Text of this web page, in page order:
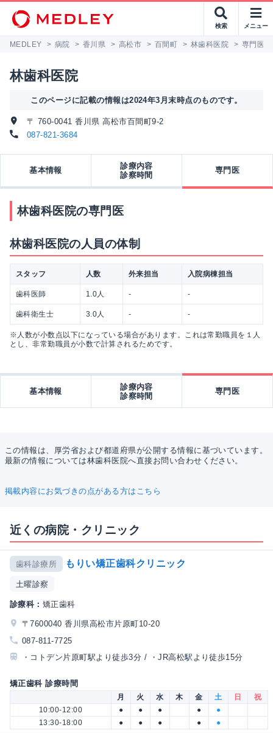
検索 メニュー
MEDLEY > 病院 > 香川県 > 高松市 > 百間町 > 林歯科医院 > 専門医
林歯科医院
このページに記載の情報は2024年3月末時点のものです。
〒 760-0041 香川県 高松市百間町9-2
087-821-3684
基本情報
診療内容
診察時間
専門医
林歯科医院の専門医
林歯科医院の人員の体制
スタッフ 人数 外来担当 入院病棟担当
歯科医師 1.0人 - -
歯科衛生士 3.0人 - -
※人数が小数点以下になっている場合があります。これは常勤職員を１人
とし、非常勤職員が小数で計算されるためです。
基本情報
診療内容
診察時間
専門医
この情報は、厚労省および都道府県が公開する情報に基づいています。
最新の情報については林歯科医院へ直接お問い合わせください。
掲載内容にお気づきの点がある方はこちら
近くの病院・クリニック
歯科診療所 もりい矯正歯科クリニック
土曜診察
診療科： 矯正歯科
〒7600040 香川県高松市片原町10-20
087-811-7725
・コトデン片原町駅より徒歩3分 / ・JR高松駅より徒歩15分
矯正歯科 診療時間
月 火 水 木 金 土 日
祝
10:00-12:00
● ● ● ●
●
13:30-18:00
● ● ● ● ●